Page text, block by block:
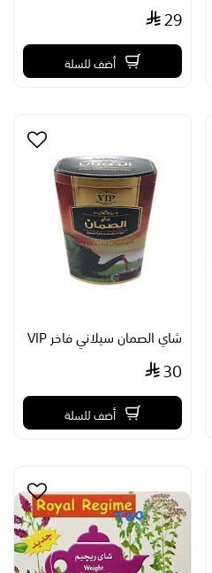
29
أضف للسلة
شاي الصمان سيلاني فاخر VIP
30
أضف للسلة